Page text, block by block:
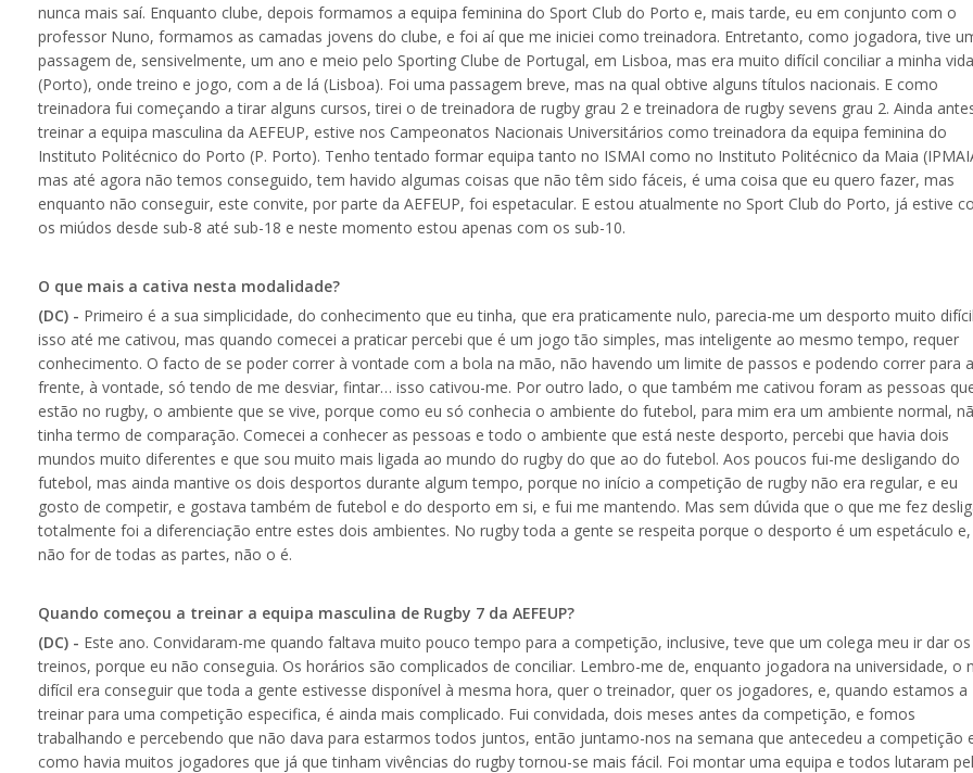
nunca mais saí. Enquanto clube, depois formamos a equipa feminina do Sport Club do Porto e, mais tarde, eu em conjunto com o
professor Nuno, formamos as camadas jovens do clube, e foi aí que me iniciei como treinadora. Entretanto, como jogadora, tive
passagem de, sensivelmente, um ano e meio pelo Sporting Clube de Portugal, em Lisboa, mas era muito difícil conciliar a minha
(Porto), onde treino e jogo, com a de lá (Lisboa). Foi uma passagem breve, mas na qual obtive alguns títulos nacionais. E como
treinadora fui começando a tirar alguns cursos, tirei o de treinadora de rugby grau 2 e treinadora de rugby sevens grau 2. Ainda
treinar a equipa masculina da AEFEUP, estive nos Campeonatos Nacionais Universitários como treinadora da equipa feminina do
Instituto Politécnico do Porto (P. Porto). Tenho tentado formar equipa tanto no ISMAI como no Instituto Politécnico da Maia
mas até agora não temos conseguido, tem havido algumas coisas que não têm sido fáceis, é uma coisa que eu quero fazer, mas
enquanto não conseguir, este convite, por parte da AEFEUP, foi espetacular. E estou atualmente no Sport Club do Porto, já estive
os miúdos desde sub-8 até sub-18 e neste momento estou apenas com os sub-10.
O que mais a cativa nesta modalidade?
(DC) - Primeiro é a sua simplicidade, do conhecimento que eu tinha, que era praticamente nulo, parecia-me um desporto muito
isso até me cativou, mas quando comecei a praticar percebi que é um jogo tão simples, mas inteligente ao mesmo tempo, requer
conhecimento. O facto de se poder correr à vontade com a bola na mão, não havendo um limite de passos e podendo correr para a
frente, à vontade, só tendo de me desviar, fintar… isso cativou-me. Por outro lado, o que também me cativou foram as pessoas
estão no rugby, o ambiente que se vive, porque como eu só conhecia o ambiente do futebol, para mim era um ambiente normal,
tinha termo de comparação. Comecei a conhecer as pessoas e todo o ambiente que está neste desporto, percebi que havia dois
mundos muito diferentes e que sou muito mais ligada ao mundo do rugby do que ao do futebol. Aos poucos fui-me desligando do
futebol, mas ainda mantive os dois desportos durante algum tempo, porque no início a competição de rugby não era regular, e eu
gosto de competir, e gostava também de futebol e do desporto em si, e fui me mantendo. Mas sem dúvida que o que me fez
totalmente foi a diferenciação entre estes dois ambientes. No rugby toda a gente se respeita porque o desporto é um espetáculo e,
não for de todas as partes, não o é.
Quando começou a treinar a equipa masculina de Rugby 7 da AEFEUP?
(DC) - Este ano. Convidaram-me quando faltava muito pouco tempo para a competição, inclusive, teve que um colega meu ir dar os
treinos, porque eu não conseguia. Os horários são complicados de conciliar. Lembro-me de, enquanto jogadora na universidade, o
difícil era conseguir que toda a gente estivesse disponível à mesma hora, quer o treinador, quer os jogadores, e, quando estamos a
treinar para uma competição especifica, é ainda mais complicado. Fui convidada, dois meses antes da competição, e fomos
trabalhando e percebendo que não dava para estarmos todos juntos, então juntamo-nos na semana que antecedeu a competição
como havia muitos jogadores que já que tinham vivências do rugby tornou-se mais fácil. Foi montar uma equipa e todos lutaram